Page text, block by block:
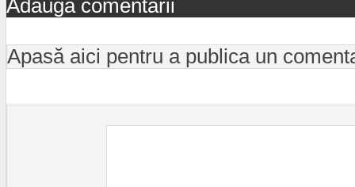
Adaugă comentarii
Apasă aici pentru a publica un